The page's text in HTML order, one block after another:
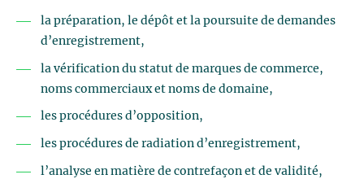
la préparation, le dépôt et la poursuite de demandes
d’enregistrement,
la vérification du statut de marques de commerce,
noms commerciaux et noms de domaine,
les procédures d’opposition,
les procédures de radiation d’enregistrement,
l’analyse en matière de contrefaçon et de validité,